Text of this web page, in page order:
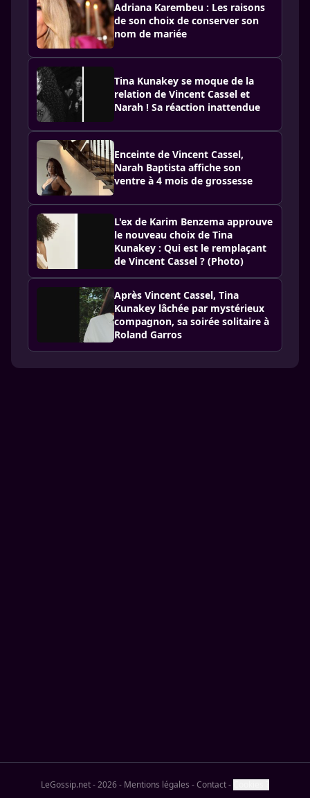
Adriana Karembeu : Les raisons
de son choix de conserver son
nom de mariée
Tina Kunakey se moque de la
relation de Vincent Cassel et
Narah ! Sa réaction inattendue
Enceinte de Vincent Cassel,
Narah Baptista affiche son
ventre à 4 mois de grossesse
L'ex de Karim Benzema approuve
le nouveau choix de Tina
Kunakey : Qui est le remplaçant
de Vincent Cassel ? (Photo)
Après Vincent Cassel, Tina
Kunakey lâchée par mystérieux
compagnon, sa soirée solitaire à
Roland Garros
LeGossip.net - 2026- Mentions légales -Contact-